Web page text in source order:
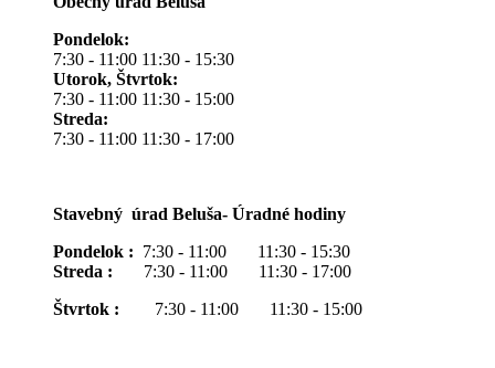
Pondelok:
7:30 - 11:00 11:30 - 15:30
Utorok, Štvrtok:
7:30 - 11:00 11:30 - 15:00
Streda:
7:30 - 11:00 11:30 - 17:00
Stavebný úrad Beluša- Úradné hodiny
Pondelok : 7:30 - 11:00 11:30 - 15:30
Streda : 7:30 - 11:00 11:30 - 17:00
Štvrtok : 7:30 - 11:00 11:30 - 15:00